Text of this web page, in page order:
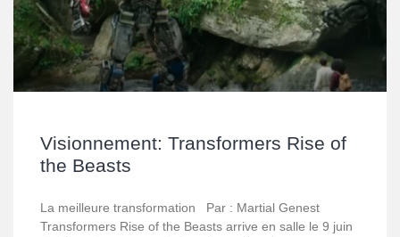
Visionnement: Transformers Rise of
the Beasts
La meilleure transformation Par : Martial Genest
Transformers Rise of the Beasts arrive en salle le 9 juin